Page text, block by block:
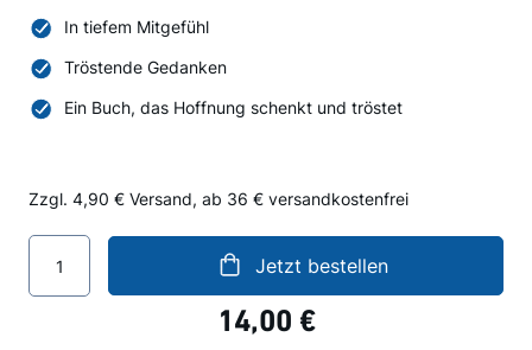
In tiefem Mitgefühl
Tröstende Gedanken
Ein Buch, das Hoffnung schenkt und tröstet
Zzgl. 4,90 € Versand, ab 36 € versandkostenfrei
Jetzt bestellen
14,00 €
Bildergalerie